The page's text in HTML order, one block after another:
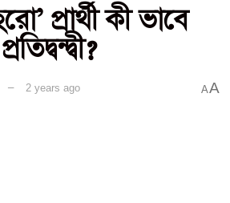
প্রার্থী কী ভাবে
2 years ago AA